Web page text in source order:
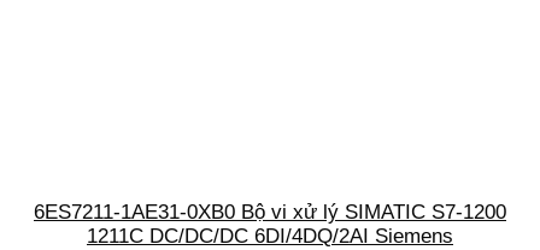
6ES7211-1AE31-0XB0 Bộ vi xử lý SIMATIC S7-1200
1211C DC/DC/DC 6DI/4DQ/2AI Siemens